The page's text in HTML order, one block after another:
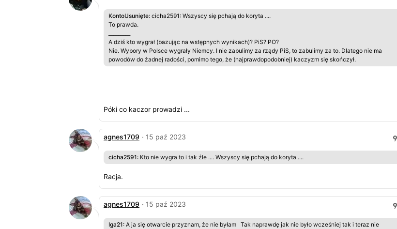
KontoUsunięte: cicha2591: Wszyscy się pchają do koryta ....
To prawda.
A dziś kto wygrał (bazując na wstępnych wynikach)? PiS? PO?
Nie. Wybory w Polsce wygrały Niemcy. I nie zabulimy za rządy PiS, to zabulimy za to. Dlatego nie ma
powodów do żadnej radości, pomimo tego, że (najprawdopodobniej) kaczyzm się skończył.
Póki co kaczor prowadzi ...
agnes1709 · 15 paź 2023
cicha2591: Kto nie wygra to i tak źle .... Wszyscy się pchają do koryta ....
Racja.
agnes1709 · 15 paź 2023
Iga21: A ja się otwarcie przyznam, że nie byłam Tak naprawdę jak nie było wcześniej tak i teraz nie